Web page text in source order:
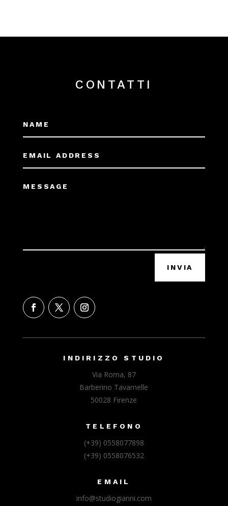
CONTATTI
INVIA
INDIRIZZO STUDIO
Via Roma, 87
Barberino Tavarnelle
50028 Firenze
TELEFONO
(+39) 0558077898
(+39) 0558076532
EMAIL
info@studiogianni.com